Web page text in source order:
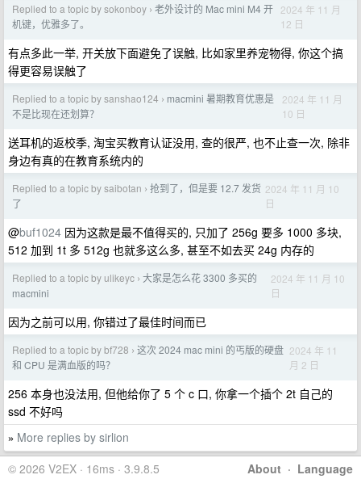
Replied to a topic by sokonboy › 老外设计的 Mac mini M4 开
机键，优雅多了。
2024 年 11 月
12 日
有点多此一举, 开关放下面避免了误触, 比如家里养宠物得, 你这个搞
得更容易误触了
Replied to a topic by sanshao124 › macmini 暑期教育优惠是
不是比现在还划算？
2024 年 11 月
10 日
送耳机的返校季, 淘宝买教育认证没用, 查的很严, 也不止查一次, 除非
身边有真的在教育系统内的
Replied to a topic by saibotan › 抢到了，但是要 12.7 发货
了
2024 年 11 月 10
日
@buf1024 因为这款是最不值得买的, 只加了 256g 要多 1000 多块,
512 加到 1t 多 512g 也就多这么多, 甚至不如去买 24g 内存的
Replied to a topic by ulikeyc › 大家是怎么花 3300 多买的
macmini
2024 年 11 月 10
日
因为之前可以用, 你错过了最佳时间而已
Replied to a topic by bf728 › 这次 2024 mac mini 的丐版的硬盘
和 CPU 是满血版的吗？
2024 年 11
月 2 日
256 本身也没法用, 但他给你了 5 个 c 口, 你拿一个插个 2t 自己的
ssd 不好吗
» More replies by sirlion
About · Language
© 2026 V2EX · 16ms · 3.9.8.5